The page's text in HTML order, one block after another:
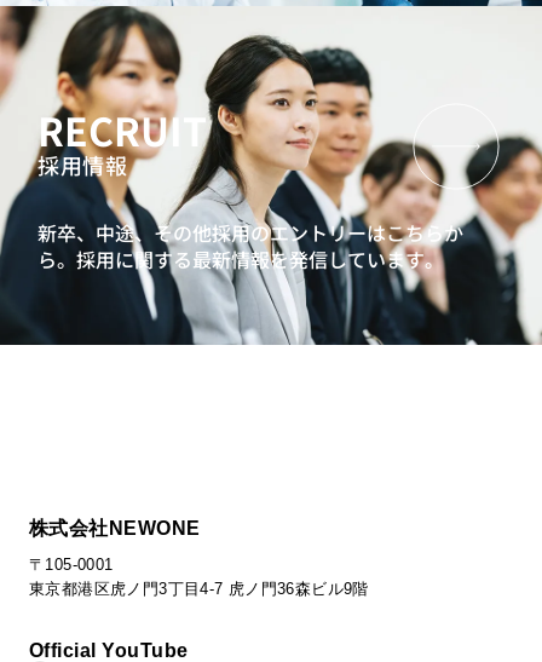
RECRUIT
採用情報
新卒、中途、その他採用のエントリーはこちらか
ら。採用に関する最新情報を発信しています。
株式会社NEWONE
〒105-0001
東京都港区虎ノ門3丁目4-7 虎ノ門36森ビル9階
Official YouTube